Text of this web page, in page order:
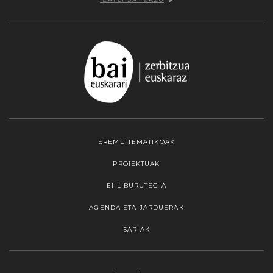
EREMU TEMATIKOAK
PROIEKTUAK
EI LIBURUTEGIA
AGENDA ETA JARDUERAK
SARIAK